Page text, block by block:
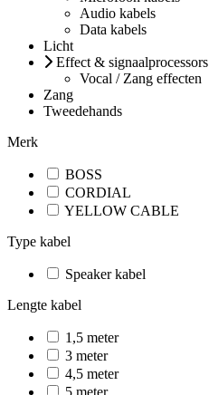
Audio kabels
Data kabels
Licht
Effect & signaalprocessors
Vocal / Zang effecten
Zang
Tweedehands
Merk
BOSS
CORDIAL
YELLOW CABLE
Type kabel
Speaker kabel
Lengte kabel
1,5 meter
3 meter
4,5 meter
5 meter